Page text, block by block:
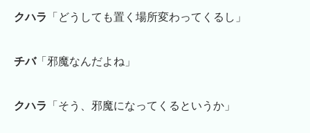
クハラ 「どうしても置く場所変わってくるし」
チバ「邪魔なんだよね」
クハラ 「そう、邪魔になってくるというか」